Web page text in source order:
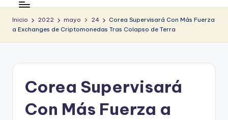
Inicio 2022 mayo 24
Corea Supervisará Con Más Fuerza
a Exchanges de Criptomonedas Tras Colapso de Terra
Corea Supervisará
Con Más Fuerza a